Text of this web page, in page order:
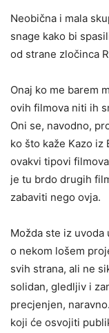
Neobična i mala
snage kako bi
od strane zločinca
Onaj ko me barem
ovih filmova niti ih
Oni se, navodno,
ko što kaže Kazo iz
ovakvi tipovi
je tu brdo drugih
zabaviti nego ovja.
Možda ste iz
o nekom lošem
svih strana, ali ne
solidan, gledljiv i
precjenjen,
koji će osvojiti